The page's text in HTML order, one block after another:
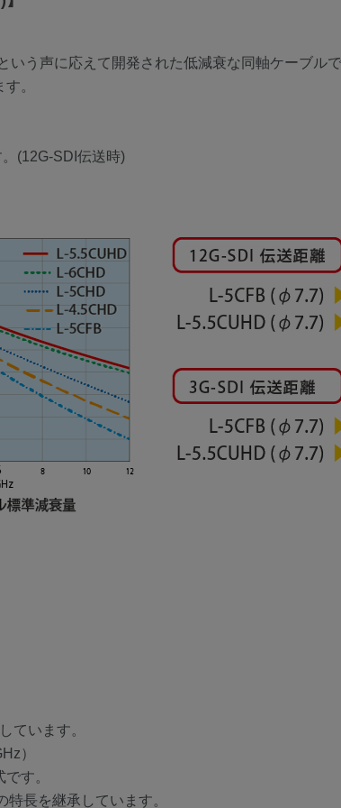
いう声に応えて開発された低減衰な同軸ケーブル
。
(12G-SDI伝送時)
ています。
）
す。
長を継承しています。